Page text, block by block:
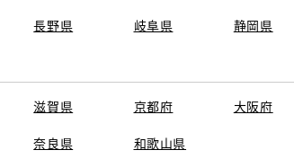
長野県 岐阜県 静岡県
滋賀県 京都府 大阪府
奈良県 和歌山県
トヨタ中古車オンラインストア
クルマ買取
TOYOTA SHARE